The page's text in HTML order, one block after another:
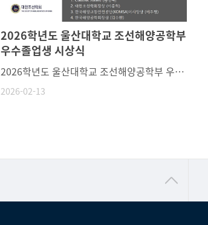
2026학년도 울산대학교 조선해양공학부
우수졸업생 시상식
2026-02-13
2026학년도 울산대학교 조선해양공학부 우수졸업생 시상식일시: 2026년 2월 13일(금), 오전 10:00~10:30장소: 41호관 301호실 (학부회의실)시상내용2026학년도 우수졸업생 시상식 개식사 (학부장: 유정수 교수)1. ClassNK Award / 우수상(학장상) - 음영욱 2. 대한조선학회 우수졸업상 - 이준혁 3. 한국해양교통안전공단 우수졸업상 - 이주형 4. 한국해양공학회장상 - 김수환* 단체사진 *